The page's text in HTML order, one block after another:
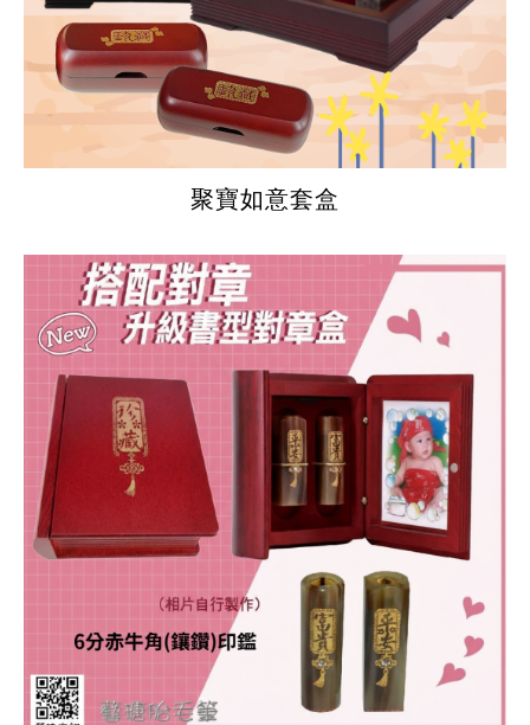
聚寶如意套盒